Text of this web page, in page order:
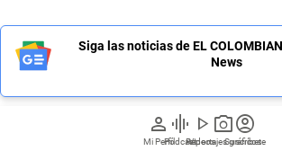
person
Mi Perfil
graphic_eq
Pódcast
play_arrow
Videos
photo_camera
Reportajes gráficos
account_circle
Suscríbete
Siga las noticias de EL
News